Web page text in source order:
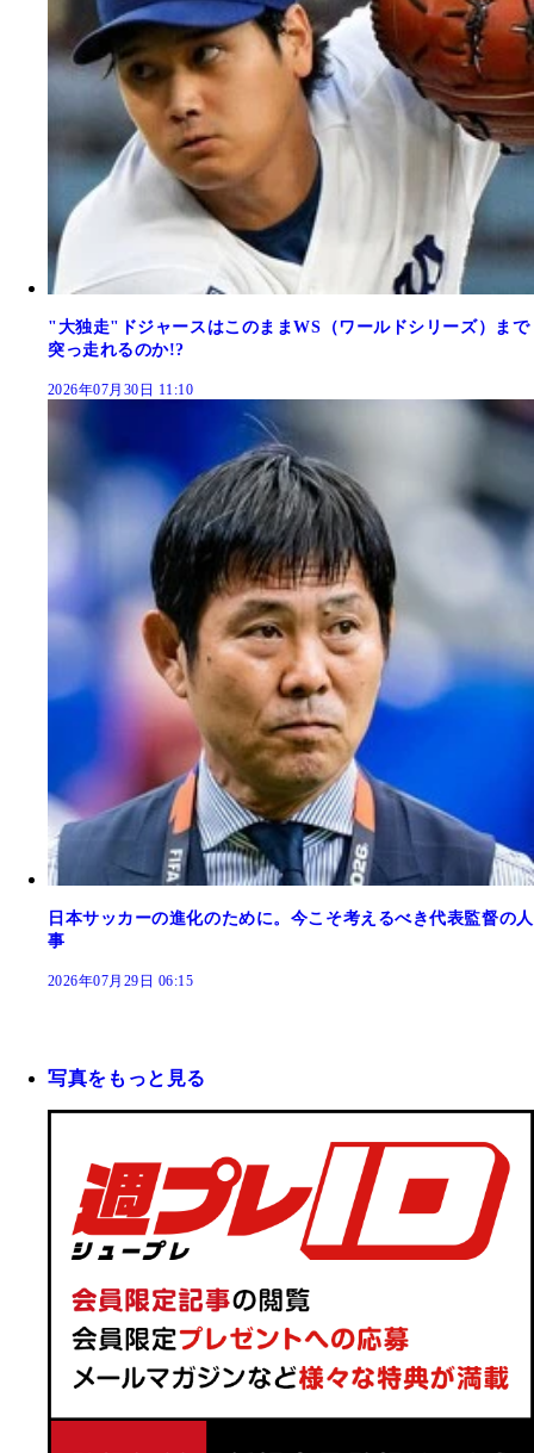
"大独走"ドジャースはこのままWS（ワールドシリーズ）まで
突っ走れるのか!?
2026年07月30日 11:10
日本サッカーの進化のために。今こそ考えるべき代表監督の人
事
2026年07月29日 06:15
写真をもっと見る